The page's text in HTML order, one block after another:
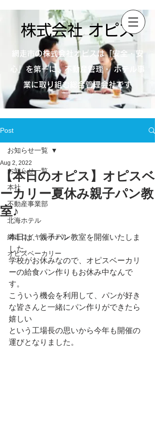
株式会社 オピス
網走市の株式会社オピスは「安全・安
心」を第一に、不動産管理・ ホテル事
業に取り組む総合管理会社です
Post
お知らせ一覧
本社
不動産事業部
北海ホテル
網走ロイヤルホテル
オピスベーカリー
お知らせ一覧
【本日のオピス】オピスベ
ーカリー夏休み親子パン教
室♪
Aug 2, 2022
本日は、親子パン教室を開催いたしま
した。
学校がお休みなので、オピスベーカリ
ーの給食パン作りもお休み中なんで
す。
こういう機会を利用して、パンが好き
な皆さんと一緒にパン作りができたら
嬉しい
という工場長の思いから今年も開催の
運びとなりました。